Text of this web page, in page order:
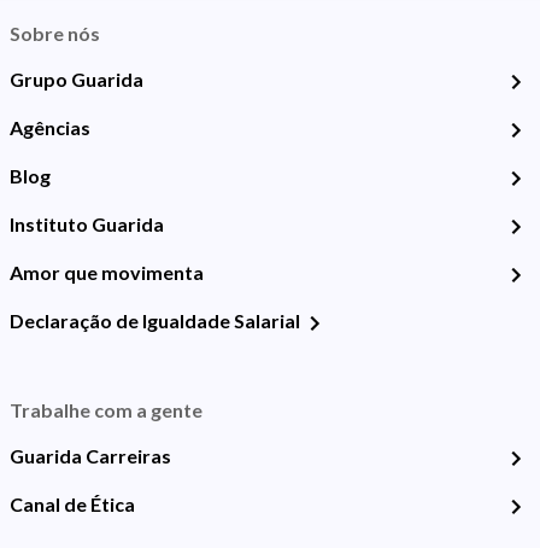
Sobre nós
Grupo Guarida
Agências
Blog
Instituto Guarida
Amor que movimenta
Declaração de Igualdade Salarial
Trabalhe com a gente
Guarida Carreiras
Canal de Ética